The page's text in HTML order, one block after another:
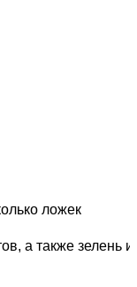
ложек
а также зелень и